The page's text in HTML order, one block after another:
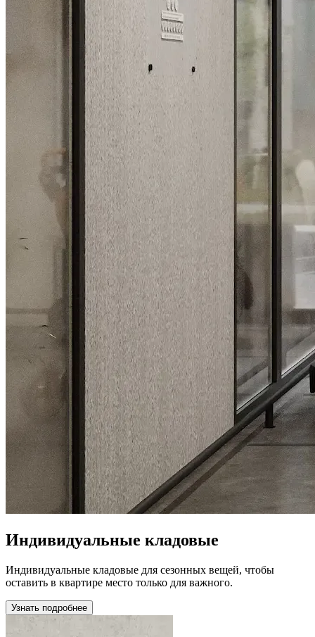
Индивидуальные кладовые
Индивидуальные кладовые для сезонных вещей, чтобы
оставить в квартире место только для важного.
Узнать подробнее